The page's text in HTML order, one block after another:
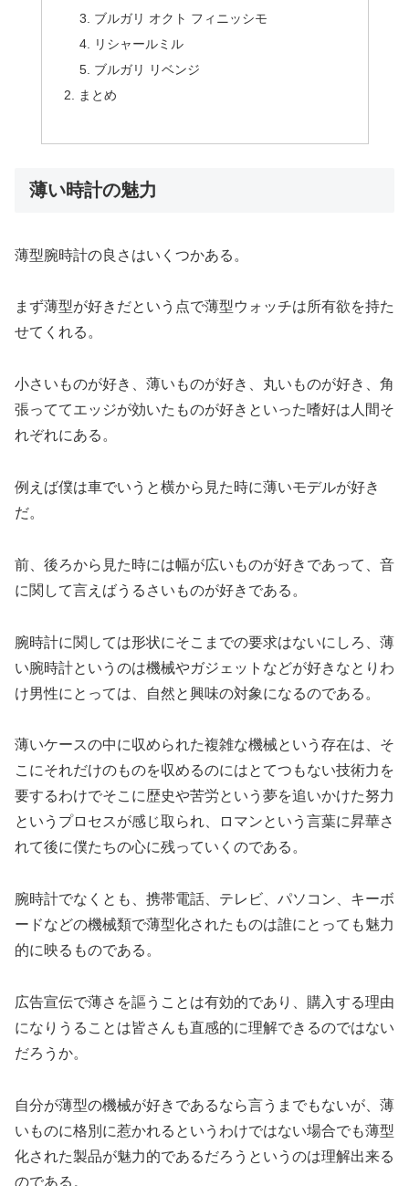
ブルガリ オクト フィニッシモ
リシャールミル
ブルガリ リベンジ
まとめ
薄い時計の魅力
薄型腕時計の良さはいくつかある。
まず薄型が好きだという点で薄型ウォッチは所有欲を持た
せてくれる。
小さいものが好き、薄いものが好き、丸いものが好き、角
張っててエッジが効いたものが好きといった嗜好は人間そ
れぞれにある。
例えば僕は車でいうと横から見た時に薄いモデルが好き
だ。
前、後ろから見た時には幅が広いものが好きであって、音
に関して言えばうるさいものが好きである。
腕時計に関しては形状にそこまでの要求はないにしろ、薄
い腕時計というのは機械やガジェットなどが好きなとりわ
け男性にとっては、自然と興味の対象になるのである。
薄いケースの中に収められた複雑な機械という存在は、そ
こにそれだけのものを収めるのにはとてつもない技術力を
要するわけでそこに歴史や苦労という夢を追いかけた努力
というプロセスが感じ取られ、ロマンという言葉に昇華さ
れて後に僕たちの心に残っていくのである。
腕時計でなくとも、携帯電話、テレビ、パソコン、キーボ
ードなどの機械類で薄型化されたものは誰にとっても魅力
的に映るものである。
広告宣伝で薄さを謳うことは有効的であり、購入する理由
になりうることは皆さんも直感的に理解できるのではない
だろうか。
自分が薄型の機械が好きであるなら言うまでもないが、薄
いものに格別に惹かれるというわけではない場合でも薄型
化された製品が魅力的であるだろうというのは理解出来る
のである。